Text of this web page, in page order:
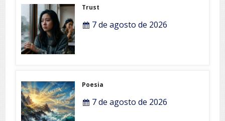
Trust
7 de agosto de 2026
Poesia
7 de agosto de 2026